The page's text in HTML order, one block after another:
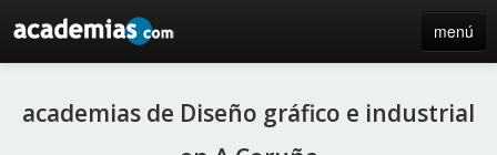
menú
blog
academias de Diseño gráfico e industrial